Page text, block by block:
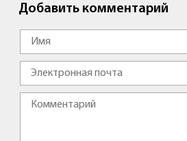
Добавить комментарий